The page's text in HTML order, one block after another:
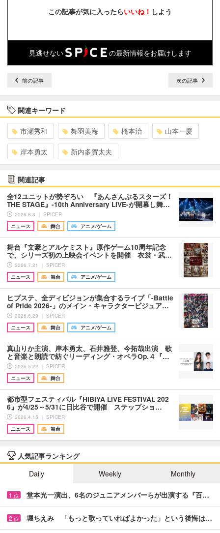
この記事が気に入ったらいいね！ しよう
見逃せない の最新情報をお届けします
前の記事 次の記事
関連キーワード
市瀬秀和 舞羽美海 橋本治 山本一慶
岸本勇太 新内多賀太夫
関連記事
全12ユニットが勢ぞろい 『あんさんぶるスターズ！
THE STAGE』-10th Anniversary LIVE-が開幕し舞…
2026.8.3 ｜ SPICER
ニュース
舞台 アニメ/ゲーム
舞台『文豪とアルケミスト』原作ゲーム10周年記念
で、シリーズ初の上映会イベントを開催 衣裳・武…
2026.7.21 ｜ SPICER
ニュース
舞台 アニメ/ゲーム
ヒプステ、全ディビジョンが集合するライブ「-Battle
of Pride 2026-」のメイン・キャラクタービジュア…
2026.6.29 ｜ SPICER
ニュース
舞台 アニメ/ゲーム
真山りか主演、岸本勇太、石井雅登、今拓哉出演 歌
と音楽と朗読で紡ぐリーディング・オペラOp.４『…
2026.5.22 ｜ SPICER
ニュース
舞台
都市型フェスティバル『HIBIYA LIVE FESTIVAL 202
6』が4/25～5/31に日比谷で開催 ステップショ…
2026.4.15 ｜ SPICER
ニュース
舞台
人気記事ランキング
Daily
Weekly Monthly
1 位 堂本光一演出、6名のジュニアメンバーらが出演する『百…
2 位 堀ちえみ 「もっと歌っていればよかった」という後悔は…